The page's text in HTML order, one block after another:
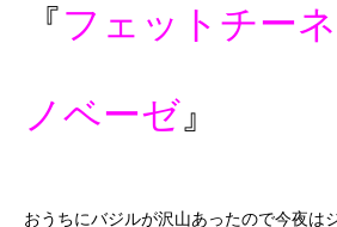
『フェットチー
ノベーゼ 』
おうちにバジルが沢山あったので今夜は